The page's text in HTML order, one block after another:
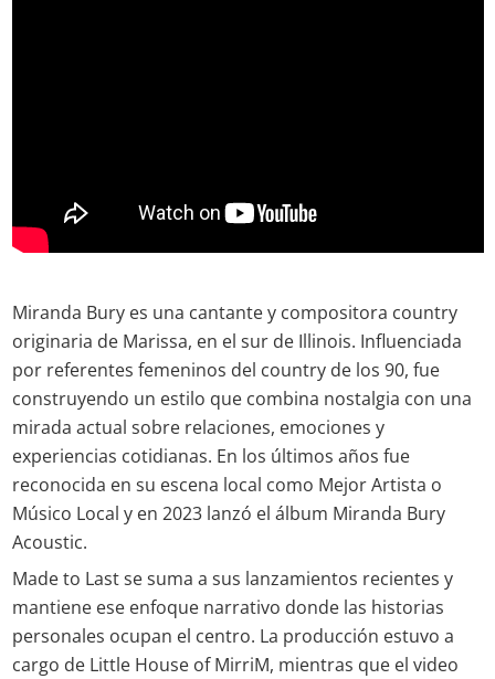
Miranda Bury es una cantante y compositora country
originaria de Marissa, en el sur de Illinois. Influenciada
por referentes femeninos del country de los 90, fue
construyendo un estilo que combina nostalgia con una
mirada actual sobre relaciones, emociones y
experiencias cotidianas. En los últimos años fue
reconocida en su escena local como Mejor Artista o
Músico Local y en 2023 lanzó el álbum Miranda Bury
Acoustic.
Made to Last se suma a sus lanzamientos recientes y
mantiene ese enfoque narrativo donde las historias
personales ocupan el centro. La producción estuvo a
cargo de Little House of MirriM, mientras que el video